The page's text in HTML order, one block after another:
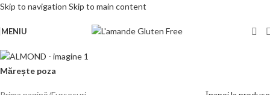
Skip to navigation Skip to main content
MENIU
Mărește poza